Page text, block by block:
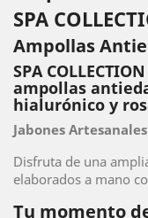
SPA
Ampollas
SPA
ampollas
hialurónico y
Jabones Artesanales
Disfruta de una
elaborados a mano
Tu momento